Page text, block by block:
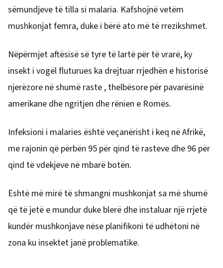
sëmundjeve të tilla si malaria. Kafshojnë vetëm
mushkonjat femra, duke i bërë ato më të rrezikshmet.
Nëpërmjet aftësisë së tyre të lartë për të vrarë, ky
insekt i vogël fluturues ka drejtuar rrjedhën e historisë
njerëzore në shumë raste , thelbësore për pavarësinë
amerikane dhe ngritjen dhe rënien e Romës.
Infeksioni i malaries është veçanërisht i keq në Afrikë,
me rajonin që përbën 95 për qind të rasteve dhe 96 për
qind të vdekjeve në mbarë botën.
Është më mirë të shmangni mushkonjat sa më shumë
që të jetë e mundur duke blerë dhe instaluar një rrjetë
kundër mushkonjave nëse planifikoni të udhëtoni në
zona ku insektet janë problematike.